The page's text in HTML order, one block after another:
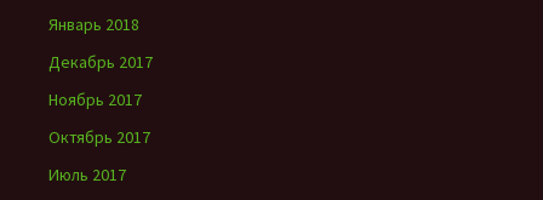
Январь 2018
Декабрь 2017
Ноябрь 2017
Октябрь 2017
Июль 2017